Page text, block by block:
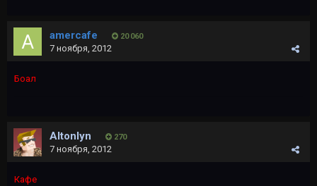
amercafe 20 060
7 ноября, 2012
Боал
Altonlyn 270
7 ноября, 2012
Кафе